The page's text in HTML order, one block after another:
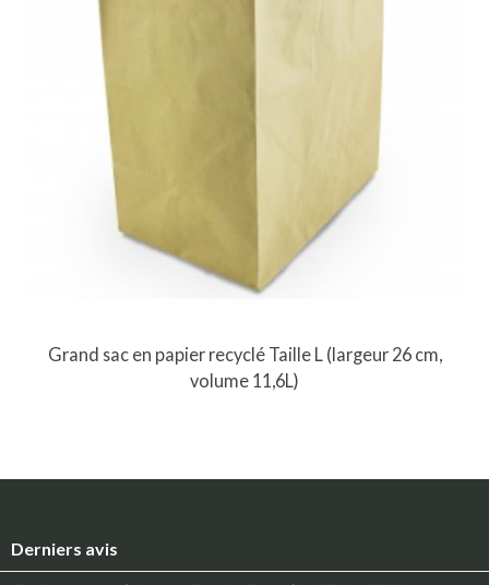
Grand sac en papier recyclé Taille L (largeur 26 cm,
volume 11,6L)
Derniers avis